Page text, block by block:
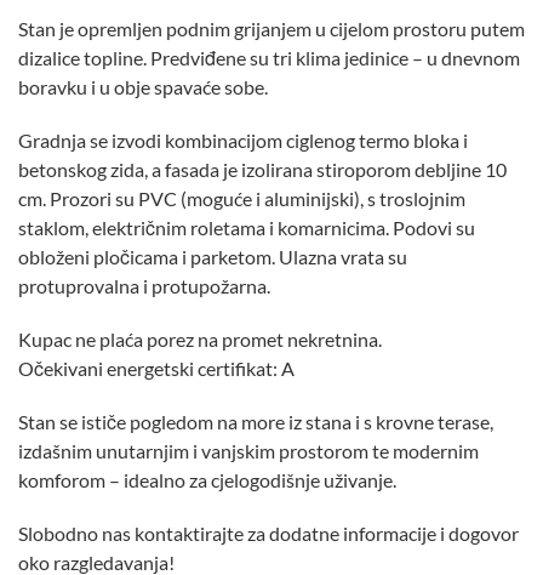
Stan je opremljen podnim grijanjem u cijelom prostoru putem
dizalice topline. Predviđene su tri klima jedinice – u dnevnom
boravku i u obje spavaće sobe.
Gradnja se izvodi kombinacijom ciglenog termo bloka i
betonskog zida, a fasada je izolirana stiroporom debljine 10
cm. Prozori su PVC (moguće i aluminijski), s troslojnim
staklom, električnim roletama i komarnicima. Podovi su
obloženi pločicama i parketom. Ulazna vrata su
protuprovalna i protupožarna.
Kupac ne plaća porez na promet nekretnina.
Očekivani energetski certifikat: A
Stan se ističe pogledom na more iz stana i s krovne terase,
izdašnim unutarnjim i vanjskim prostorom te modernim
komforom – idealno za cjelogodišnje uživanje.
Slobodno nas kontaktirajte za dodatne informacije i dogovor
oko razgledavanja!